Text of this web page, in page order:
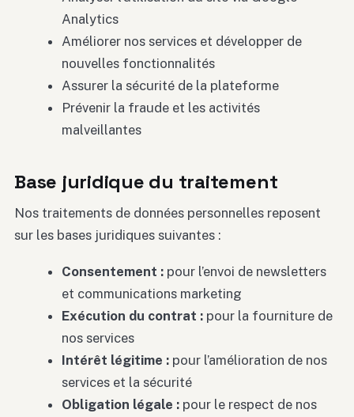
Analytics
Améliorer nos services et développer de
nouvelles fonctionnalités
Assurer la sécurité de la plateforme
Prévenir la fraude et les activités
malveillantes
Base juridique du traitement
Nos traitements de données personnelles reposent
sur les bases juridiques suivantes :
Consentement :pour l’envoi de newsletters
et communications marketing
Exécution du contrat :pour la fourniture de
nos services
Intérêt légitime :pour l’amélioration de nos
services et la sécurité
Obligation légale :pour le respect de nos